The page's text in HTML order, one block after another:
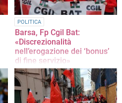
POLITICA
Barsa, Fp Cgil Bat:
«Discrezionalità
nell’erogazione dei ‘bonus’
di fine servizio»
I vertici dell’organizzazione
sindacale denunciano l’accaduto e
chiedono verifiche al Sindaco oltre
che un incontro urgente all’azienda